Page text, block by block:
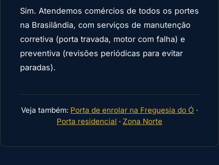
Sim. Atendemos comércios de todos os portes
na Brasilândia, com serviços de manutenção
corretiva (porta travada, motor com falha) e
preventiva (revisões periódicas para evitar
paradas).
Veja também: Porta de enrolar na Freguesia do Ó ·
Porta residencial · Zona Norte